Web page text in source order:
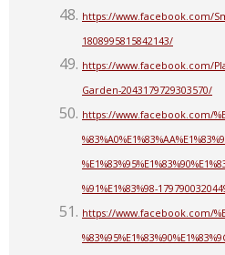
https://www.facebook.com/
1808995815842143/
https://www.facebook.com/
Garden-2043179729303570/
https://www.facebook.com/
%91%E1%83%98-
https://www.facebook.com/